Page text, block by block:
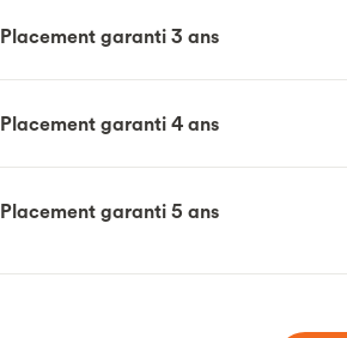
Placement garanti 3 ans
Placement garanti 4 ans
Placement garanti 5 ans